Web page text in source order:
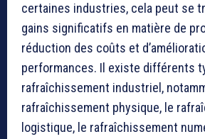
certaines industries, cela peut se
gains significatifs en matière de
réduction des coûts et
performances. Il existe différents
rafraîchissement industriel,
rafraîchissement physique, le
logistique, le rafraîchissement